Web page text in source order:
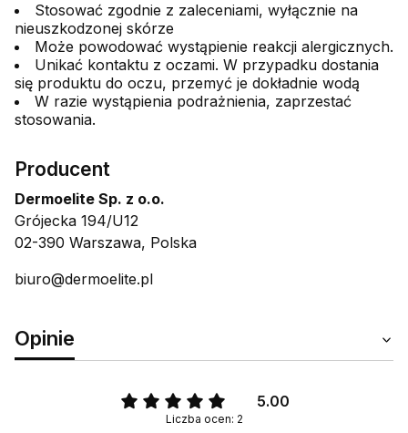
Stosować zgodnie z zaleceniami, wyłącznie na
nieuszkodzonej skórze
Może powodować wystąpienie reakcji alergicznych.
Unikać kontaktu z oczami. W przypadku dostania
się produktu do oczu, przemyć je dokładnie wodą
W razie wystąpienia podrażnienia, zaprzestać
stosowania.
Producent
Dermoelite Sp. z o.o.
Grójecka 194/U12
02-390 Warszawa, Polska
biuro@dermoelite.pl
Opinie
5.00
Liczba ocen: 2